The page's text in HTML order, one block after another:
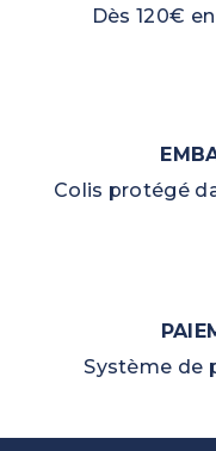
Dès 120€
Colis protégé
Système de